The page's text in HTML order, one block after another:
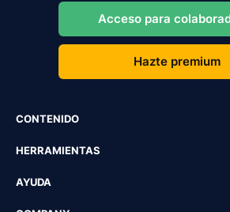
Acceso para
Hazte premium
CONTENIDO
HERRAMIENTAS
AYUDA